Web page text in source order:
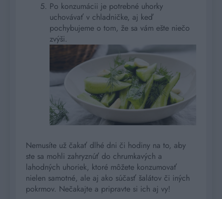
Po konzumácii je potrebné uhorky
uchovávať v chladničke, aj keď
pochybujeme o tom, že sa vám ešte niečo
zvýši.
Nemusíte už čakať dlhé dni či hodiny na to, aby
ste sa mohli zahryznúť do chrumkavých a
lahodných uhoriek, ktoré môžete konzumovať
nielen samotné, ale aj ako súčasť šalátov či iných
pokrmov. Nečakajte a pripravte si ich aj vy!